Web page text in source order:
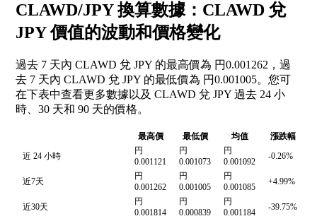
CLAWD/JPY 換算數據：CLAWD 兌
JPY 價值的波動和價格變化
過去 7 天內 CLAWD 兌 JPY 的最高價為 円0.001262，過
去 7 天內 CLAWD 兌 JPY 的最低價為 円0.001005。您可
在下表中查看更多數據以及 CLAWD 兌 JPY 過去 24 小
時、30 天和 90 天的價格。
最高價 最低價 均值
漲跌幅
近 24 小時
円
0.001121
円
0.001073
円
0.001092
-0.26%
近7天
円
0.001262
円
0.001005
円
0.001085
+4.99%
近30天
円
0.001814
円
0.000839
円
0.001184
-39.75%